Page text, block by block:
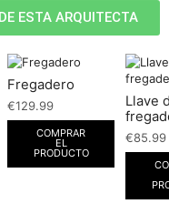
ESTA ARQUITECTA
Fregadero
€129.99
COMPRAR
EL
PRODUCTO
Llave
€85.99